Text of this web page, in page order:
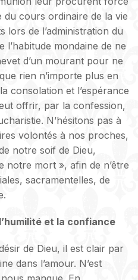
du cours ordinaire de la vie
lors de l’administration du
l’habitude mondaine de ne
d’un mourant pour ne
rien n’importe plus en
consolation et l’espérance
offrir, par la confession,
N’hésitons pas à
volontés à nos proches,
notre soif de Dieu,
notre mort », afin de n’être
sacramentelles, de
et la confiance
de Dieu, il est clair par
dans l’amour. N’est